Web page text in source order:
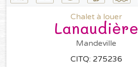
Chalet à louer
Lanaudière
Mandeville
CITQ: 275236